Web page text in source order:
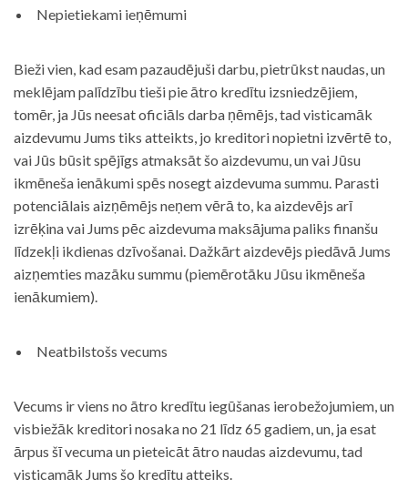
Nepietiekami ieņēmumi
Bieži vien, kad esam pazaudējuši darbu, pietrūkst naudas, un
meklējam palīdzību tieši pie ātro kredītu izsniedzējiem,
tomēr, ja Jūs neesat oficiāls darba ņēmējs, tad visticamāk
aizdevumu Jums tiks atteikts, jo kreditori nopietni izvērtē to,
vai Jūs būsit spējīgs atmaksāt šo aizdevumu, un vai Jūsu
ikmēneša ienākumi spēs nosegt aizdevuma summu. Parasti
potenciālais aizņēmējs neņem vērā to, ka aizdevējs arī
izrēķina vai Jums pēc aizdevuma maksājuma paliks finanšu
līdzekļi ikdienas dzīvošanai. Dažkārt aizdevējs piedāvā Jums
aizņemties mazāku summu (piemērotāku Jūsu ikmēneša
ienākumiem).
Neatbilstošs vecums
Vecums ir viens no ātro kredītu iegūšanas ierobežojumiem, un
visbiežāk kreditori nosaka no 21 līdz 65 gadiem, un, ja esat
ārpus šī vecuma un pieteicāt ātro naudas aizdevumu, tad
visticamāk Jums šo kredītu atteiks.